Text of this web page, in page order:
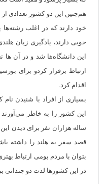
هم‌چنین این دو کشور تعدادی از
خود دارند که در اغلب
خوبی دارند، یادگیری زبان
این دانشگاه‌ها شد و در آن ها
ارتباط برقرار کردو برای
اقدام کرد.
بسیاری از افراد با شنیدن نام
این کشور را به خاطر
ساله هزاران نفر برای دیدن
قصد سفر به هلند را داشته
بتوان با مردم بومی ارتباط
در این کشور‌ها لذت دو چندانی